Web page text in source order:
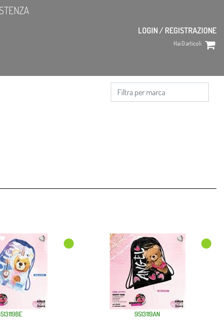
LOGIN / REGISTRAZIONE
Hai0articoli
9513119AN